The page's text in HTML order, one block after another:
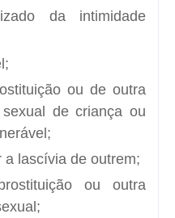
da intimidade
ou de outra
de criança ou
a lascívia de outrem;
ou outra